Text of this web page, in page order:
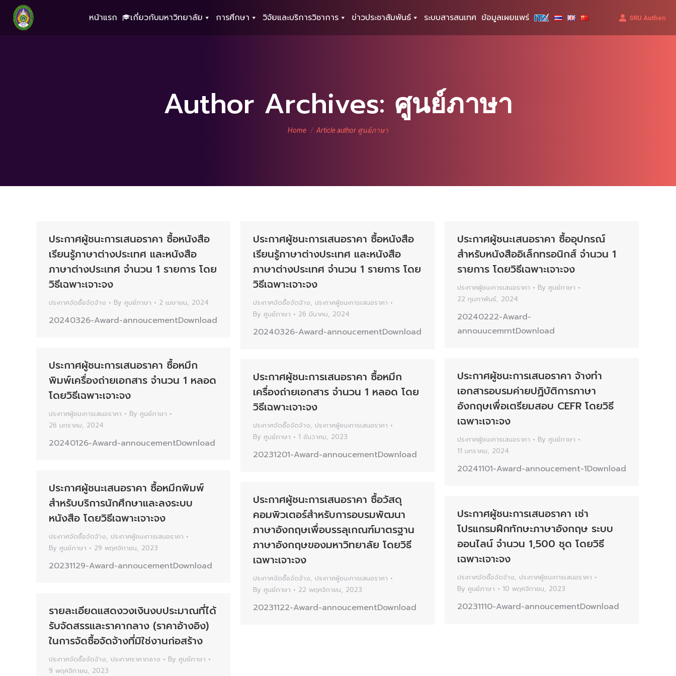
หน้าแรก เกี่ยวกับมหาวิทยาลัย การศึกษา วิจัยและบริการวิชาการ ข่าวประชาสัมพันธ์ ระบบสารสนเทศ ข้อมูลเผยแพร่ SRU Authen
Author Archives: ศูนย์ภาษา
You are here:
Home Article author ศูนย์ภาษา
ประกาศผู้ชนะการเสนอราคา ซื้อหนังสือ
เรียนรู้ภาษาต่างประเทศ และหนังสือ
ภาษาต่างประเทศ จำนวน 1 รายการ โดย
วิธีเฉพาะเจาะจง
ประกาศจัดซื้อจัดจ้าง By ศูนย์ภาษา 2 เมษายน, 2024
20240326-Award-annoucementDownload
ประกาศผู้ชนะการเสนอราคา ซื้อหนังสือ
เรียนรู้ภาษาต่างประเทศ และหนังสือ
ภาษาต่างประเทศ จำนวน 1 รายการ โดย
วิธีเฉพาะเจาะจง
ประกาศจัดซื้อจัดจ้าง, ประกาศผู้ชนะการเสนอราคา
By ศูนย์ภาษา 26 มีนาคม, 2024
20240326-Award-annoucementDownload
ประกาศผู้ชนะเสนอราคา ซื้ออุปกรณ์
สำหรับหนังสืออิเล็กทรอนิกส์ จำนวน 1
รายการ โดยวิธีเฉพาะเจาะจง
ประกาศผู้ชนะการเสนอราคา By ศูนย์ภาษา
22 กุมภาพันธ์, 2024
20240222-Award-
annouucemrntDownload
ประกาศผู้ชนะการเสนอราคา ซื้อหมึก
พิมพ์เครื่องถ่ายเอกสาร จำนวน 1 หลอด
โดยวิธีเฉพาะเจาะจง
ประกาศผู้ชนะการเสนอราคา By ศูนย์ภาษา
26 มกราคม, 2024
20240126-Award-annoucementDownload
ประกาศผู้ชนะการเสนอราคา จ้างทำ
เอกสารอบรมค่ายปฏิบัติการภาษา
อังกฤษเพื่อเตรียมสอบ CEFR โดยวิธี
เฉพาะเจาะจง
ประกาศผู้ชนะการเสนอราคา By ศูนย์ภาษา
11 มกราคม, 2024
20241101-Award-annoucement-1Download
ประกาศผู้ชนะการเสนอราคา ซื้อหมึก
เครื่องถ่ายเอกสาร จำนวน 1 หลอด โดย
วิธีเฉพาะเจาะจง
ประกาศจัดซื้อจัดจ้าง, ประกาศผู้ชนะการเสนอราคา
By ศูนย์ภาษา 1 ธันวาคม, 2023
20231201-Award-annoucementDownload
ประกาศผู้ชนะเสนอราคา ซื้อหมึกพิมพ์
สำหรับบริการนักศึกษาและลงระบบ
หนังสือ โดยวิธีเฉพาะเจาะจง
ประกาศจัดซื้อจัดจ้าง, ประกาศผู้ชนะการเสนอราคา
By ศูนย์ภาษา 29 พฤศจิกายน, 2023
20231129-Award-annoucementDownload
ประกาศผู้ชนะการเสนอราคา ซื้อวัสดุ
คอมพิวเตอร์สำหรับการอบรมพัฒนา
ภาษาอังกฤษเพื่อบรรลุเกณฑ์มาตรฐาน
ภาษาอังกฤษของมหาวิทยาลัย โดยวิธี
เฉพาะเจาะจง
ประกาศจัดซื้อจัดจ้าง, ประกาศผู้ชนะการเสนอราคา
By ศูนย์ภาษา 22 พฤศจิกายน, 2023
20231122-Award-annoucementDownload
ประกาศผู้ชนะการเสนอราคา เช่า
โปรแกรมฝึกทักษะภาษาอังกฤษ ระบบ
ออนไลน์ จำนวน 1,500 ชุด โดยวิธี
เฉพาะเจาะจง
ประกาศจัดซื้อจัดจ้าง, ประกาศผู้ชนะการเสนอราคา
By ศูนย์ภาษา 10 พฤศจิกายน, 2023
20231110-Award-annoucementDownload
รายละเอียดแสดงวงเงินงบประมาณที่ได้
รับจัดสรรและราคากลาง (ราคาอ้างอิง)
ในการจัดซื้อจัดจ้างที่มิใช่งานก่อสร้าง
ประกาศจัดซื้อจัดจ้าง, ประกาศราคากลาง By ศูนย์ภาษา
9 พฤศจิกายน, 2023